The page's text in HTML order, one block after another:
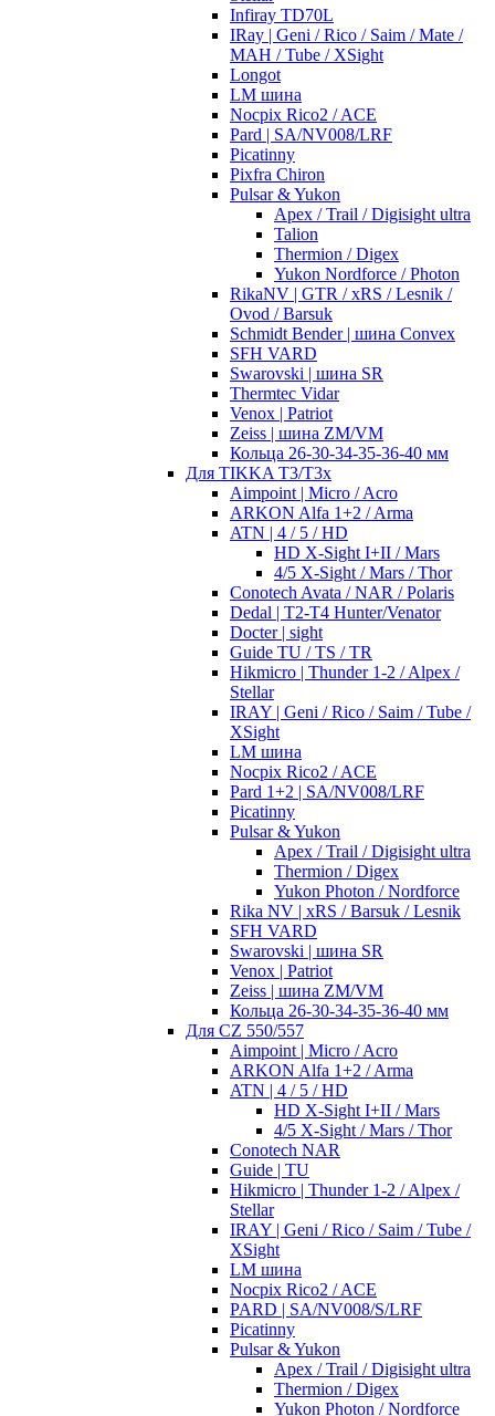
Infiray TD70L
IRay | Geni / Rico / Saim / Mate /
MAH / Tube / XSight
Longot
LM шина
Nocpix Rico2 / ACE
Pard | SA/NV008/LRF
Picatinny
Pixfra Chiron
Pulsar & Yukon
Apex / Trail / Digisight ultra
Talion
Thermion / Digex
Yukon Nordforce / Photon
RikaNV | GTR / xRS / Lesnik /
Ovod / Barsuk
Schmidt Bender | шина Convex
SFH VARD
Swarovski | шина SR
Thermtec Vidar
Venox | Patriot
Zeiss | шина ZM/VM
Кольца 26-30-34-35-36-40 мм
Для TIKKA T3/T3x
Aimpoint | Micro / Acro
ARKON Alfa 1+2 / Arma
ATN | 4 / 5 / HD
HD X-Sight I+II / Mars
4/5 X-Sight / Mars / Thor
Conotech Avata / NAR / Polaris
Dedal | T2-T4 Hunter/Venator
Docter | sight
Guide TU / TS / TR
Hikmicro | Thunder 1-2 / Alpex /
Stellar
IRAY | Geni / Rico / Saim / Tube /
XSight
LM шина
Nocpix Rico2 / ACE
Pard 1+2 | SA/NV008/LRF
Picatinny
Pulsar & Yukon
Apex / Trail / Digisight ultra
Thermion / Digex
Yukon Photon / Nordforce
Rika NV | xRS / Barsuk / Lesnik
SFH VARD
Swarovski | шина SR
Venox | Patriot
Zeiss | шина ZM/VM
Кольца 26-30-34-35-36-40 мм
Для CZ 550/557
Aimpoint | Micro / Acro
ARKON Alfa 1+2 / Arma
ATN | 4 / 5 / HD
HD X-Sight I+II / Mars
4/5 X-Sight / Mars / Thor
Conotech NAR
Guide | TU
Hikmicro | Thunder 1-2 / Alpex /
Stellar
IRAY | Geni / Rico / Saim / Tube /
XSight
LM шина
Nocpix Rico2 / ACE
PARD | SA/NV008/S/LRF
Picatinny
Pulsar & Yukon
Apex / Trail / Digisight ultra
Thermion / Digex
Yukon Photon / Nordforce